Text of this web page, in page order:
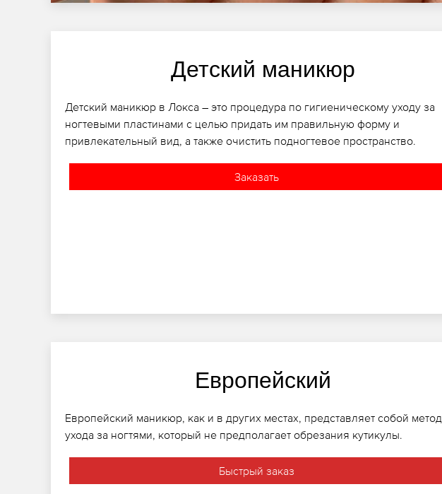
Детский маникюр
Детский маникюр в Локса – это процедура по гигиеническому уходу за
ногтевыми пластинами с целью придать им правильную форму и
привлекательный вид, а также очистить подногтевое пространство.
Заказать
Европейский
Европейский маникюр, как и в других местах, представляет собой метод
ухода за ногтями, который не предполагает обрезания кутикулы.
Быстрый заказ